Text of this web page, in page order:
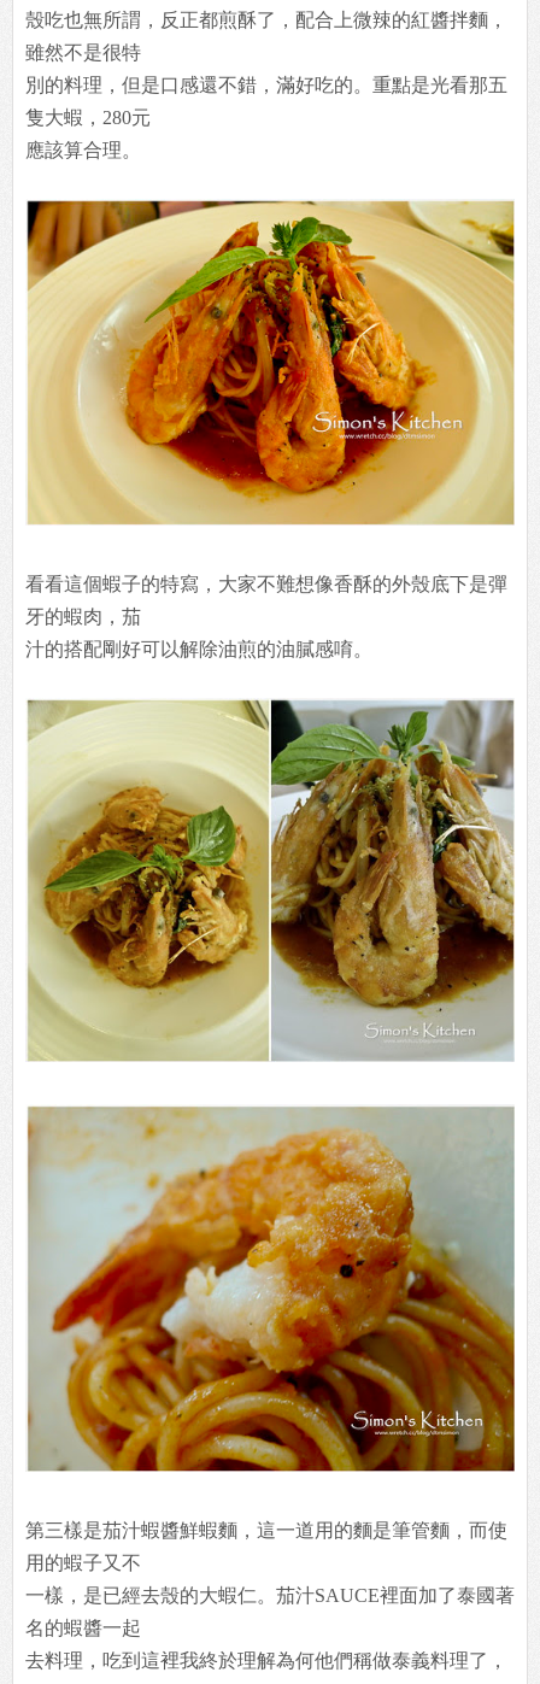
殼吃也無所謂，反正都煎酥了，配合上微辣的紅醬拌麵，
雖然不是很特
別的料理，但是口感還不錯，滿好吃的。重點是光看那五
隻大蝦，280元
應該算合理。
看看這個蝦子的特寫，大家不難想像香酥的外殼底下是彈
牙的蝦肉，茄
汁的搭配剛好可以解除油煎的油膩感唷。
第三樣是茄汁蝦醬鮮蝦麵，這一道用的麵是筆管麵，而使
用的蝦子又不
一樣，是已經去殼的大蝦仁。茄汁SAUCE裡面加了泰國著
名的蝦醬一起
去料理，吃到這裡我終於理解為何他們稱做泰義料理了，